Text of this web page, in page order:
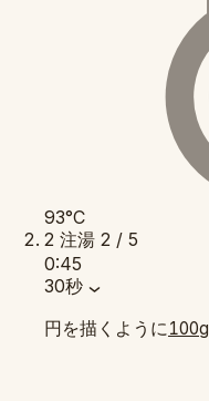
93°C
2 注湯 2 / 5
0:45
30秒
円を描くように 100g